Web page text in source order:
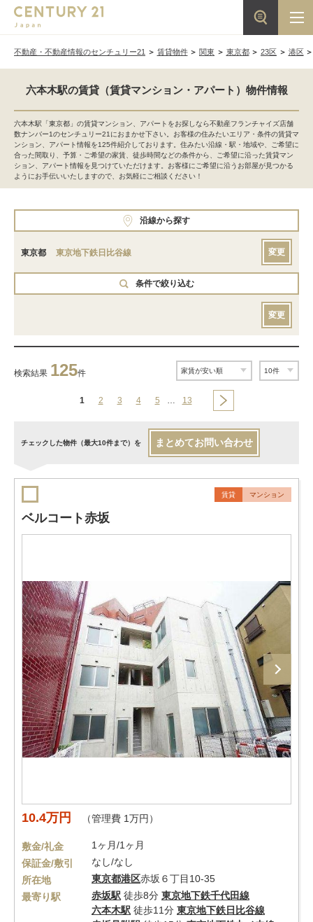
不動産・不動産情報のセンチュリー21 賃貸物件 関東 東京都 23区 港区
六本木駅の賃貸（賃貸マンション・アパート）物件情報
六本木駅「東京都」の賃貸マンション、アパートをお探しなら不動産フランチャイズ店舗
数ナンバー1のセンチュリー21におまかせ下さい。お客様の住みたいエリア・条件の賃貸マ
ンション、アパート情報を125件紹介しております。住みたい沿線・駅・地域や、ご希望に
合った間取り、予算・ご希望の家賃、徒歩時間などの条件から、ご希望に沿った賃貸マン
ション、アパート情報を見つけていただけます。お客様にご希望に沿うお部屋が見つかる
ようにお手伝いいたしますので、お気軽にご相談ください！
沿線から探す
東京都 東京地下鉄日比谷線 変更
条件で絞り込む
変更
検索結果 125件
1 2 3 4 5 … 13
チェックした物件（最大10件まで）を まとめてお問い合わせ
賃貸 マンション
ベルコート赤坂
10.4万円 （管理費 1万円）
敷金/礼金
1ヶ月/1ヶ月
保証金/敷引
なし/なし
所在地
東京都港区赤坂６丁目10-35
最寄り駅
赤坂駅 徒歩8分 東京地下鉄千代田線
六本木駅 徒歩11分 東京地下鉄日比谷線